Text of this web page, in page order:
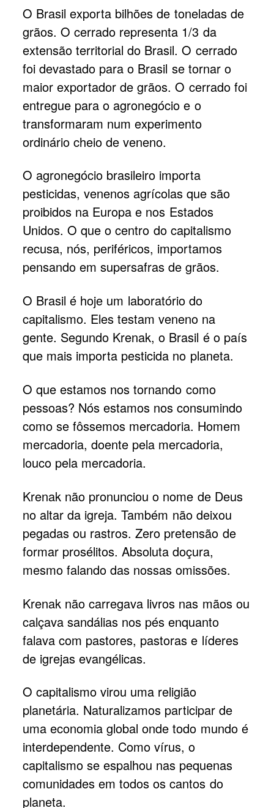
O Brasil exporta bilhões de toneladas de
grãos. O cerrado representa 1/3 da
extensão territorial do Brasil. O cerrado
foi devastado para o Brasil se tornar o
maior exportador de grãos. O cerrado foi
entregue para o agronegócio e o
transformaram num experimento
ordinário cheio de veneno.
O agronegócio brasileiro importa
pesticidas, venenos agrícolas que são
proibidos na Europa e nos Estados
Unidos. O que o centro do capitalismo
recusa, nós, periféricos, importamos
pensando em supersafras de grãos.
O Brasil é hoje um laboratório do
capitalismo. Eles testam veneno na
gente. Segundo Krenak, o Brasil é o país
que mais importa pesticida no planeta.
O que estamos nos tornando como
pessoas? Nós estamos nos consumindo
como se fôssemos mercadoria. Homem
mercadoria, doente pela mercadoria,
louco pela mercadoria.
Krenak não pronunciou o nome de Deus
no altar da igreja. Também não deixou
pegadas ou rastros. Zero pretensão de
formar prosélitos. Absoluta doçura,
mesmo falando das nossas omissões.
Krenak não carregava livros nas mãos ou
calçava sandálias nos pés enquanto
falava com pastores, pastoras e líderes
de igrejas evangélicas.
O capitalismo virou uma religião
planetária. Naturalizamos participar de
uma economia global onde todo mundo é
interdependente. Como vírus, o
capitalismo se espalhou nas pequenas
comunidades em todos os cantos do
planeta.